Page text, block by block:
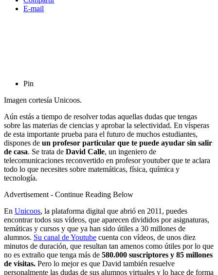
E-mail
Pin
Imagen cortesía Unicoos.
Aún estás a tiempo de resolver todas aquellas dudas que tengas
sobre las materias de ciencias y aprobar la selectividad. En vísperas
de esta importante prueba para el futuro de muchos estudiantes,
dispones de un profesor particular que te puede ayudar sin salir
de casa. Se trata de David Calle, un ingeniero de
telecomunicaciones reconvertido en profesor youtuber que te aclara
todo lo que necesites sobre matemáticas, física, química y
tecnología.
Advertisement - Continue Reading Below
En Unicoos, la plataforma digital que abrió en 2011, puedes
encontrar todos sus vídeos, que aparecen divididos por asignaturas,
temáticas y cursos y que ya han sido útiles a 30 millones de
alumnos. Su canal de Youtube cuenta con vídeos, de unos diez
minutos de duración, que resultan tan amenos como útiles por lo que
no es extraño que tenga más de 580.000 suscriptores y 85 millones
de visitas. Pero lo mejor es que David también resuelve
personalmente las dudas de sus alumnos virtuales y lo hace de forma